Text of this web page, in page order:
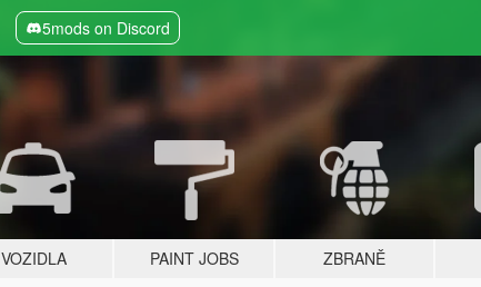
5mods on Discord
VOZIDLA PAINT JOBS ZBRANĚ